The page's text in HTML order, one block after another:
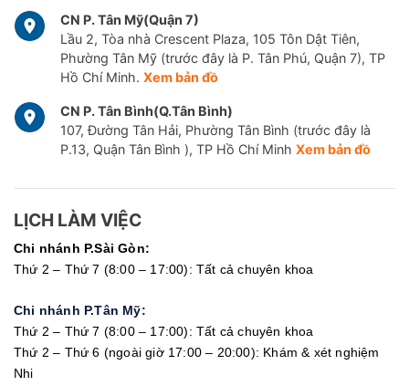
CN P. Tân Mỹ(Quận 7)
Lầu 2, Tòa nhà Crescent Plaza, 105 Tôn Dật Tiên,
Phường Tân Mỹ (trước đây là P. Tân Phú, Quận 7), TP
Hồ Chí Minh. Xem bản đồ
CN P. Tân Bình(Q.Tân Bình)
107, Đường Tân Hải, Phường Tân Bình (trước đây là
P.13, Quận Tân Bình ), TP Hồ Chí Minh Xem bản đồ
LỊCH LÀM VIỆC
Chi nhánh P.Sài Gòn:
Thứ 2 – Thứ 7 (8:00 – 17:00): Tất cả chuyên khoa
Chi nhánh P.Tân Mỹ:
Thứ 2 – Thứ 7 (8:00 – 17:00): Tất cả chuyên khoa
Thứ 2 – Thứ 6 (ngoài giờ 17:00 – 20:00): Khám & xét nghiệm
Nhi